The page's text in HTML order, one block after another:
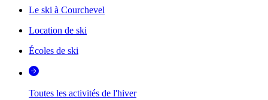
Le ski à Courchevel
Location de ski
Écoles de ski
Toutes les activités de l'hiver